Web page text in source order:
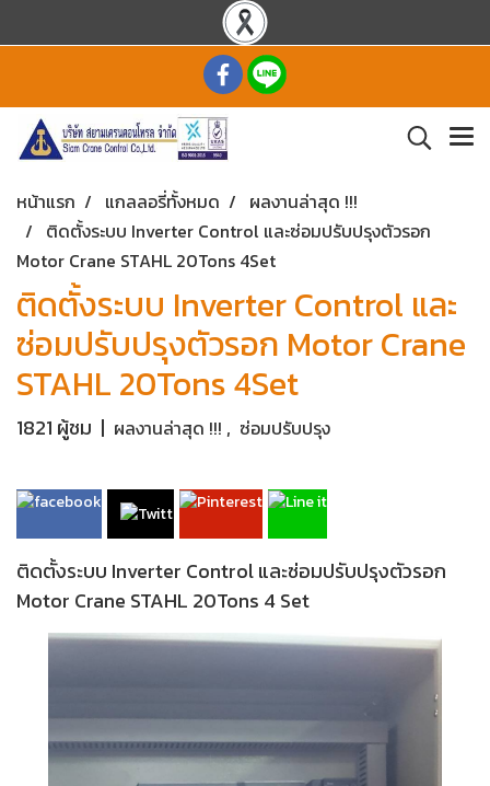
หน้าแรก แกลลอรี่ทั้งหมด
ผลงานล่าสุด !!!
ติดตั้งระบบ Inverter Control และซ่อมปรับปรุงตัวรอก
Motor Crane STAHL 20Tons 4Set
ติดตั้งระบบ Inverter Control และ
ซ่อมปรับปรุงตัวรอก Motor Crane
STAHL 20Tons 4Set
1821 ผู้ชม | ผลงานล่าสุด !!! , ซ่อมปรับปรุง
ติดตั้งระบบ Inverter Control และซ่อมปรับปรุงตัวรอก
Motor Crane STAHL 20Tons 4 Set